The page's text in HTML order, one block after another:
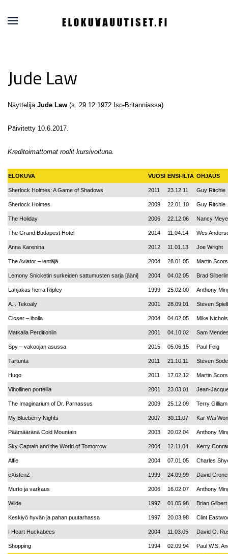
Jude Law
Näyttelijä Jude Law (s. 29.12.1972 Iso-Britanniassa)
Päivitetty 10.6.2017.
Kreditoimattomat roolit kursivoituna.
ELOKUVA VUOSI ENSI-ILTA OHJAUS
Sherlock Holmes: A Game of Shadows 2011 23.12.11 Guy Ritchie
Sherlock Holmes 2009 22.01.10 Guy Ritchie
The Holiday 2006 22.12.06 Nancy
The Grand Budapest Hotel 2014 11.04.14 Wes
Anna Karenina 2012 11.01.13 Joe Wright
The Aviator – lentäjä 2004 28.01.05 Martin
Lemony Snicketin surkeiden sattumusten sarja [ääni] 2004 04.02.05 Brad
Lahjakas herra Ripley 1999 25.02.00 Anthony
A.I. Tekoäly 2001 28.09.01 Steven
Closer – iholla 2004 04.02.05 Mike Nichols
Matkalla Perditioniin 2001 04.10.02 Sam
Spy – vakoojan asussa 2015 05.06.15 Paul Feig
Tartunta 2011 21.10.11 Steven
Hugo 2011 17.02.12 Martin
Vihollinen porteilla 2001 23.03.01 Jean-
The Imaginarium of Dr. Parnassus 2009 25.12.09 Terry Gilliam
My Blueberry Nights 2007 30.11.07 Kar Wai
Päämääränä Cold Mountain 2003 20.02.04 Anthony
Sky Captain and the World of Tomorrow 2004 12.11.04 Kerry
Alfie 2004 07.01.05 Charles
eXistenZ 1999 24.09.99 David
Murto ja varkaus 2006 16.02.07 Anthony
Wilde 1997 01.05.98 Brian Gilbert
Keskiyö hyvän ja pahan puutarhassa 1997 20.03.98 Clint
I Heart Huckabees 2004 11.03.05 David O.
Shopping 1994 02.09.94 Paul W.S.